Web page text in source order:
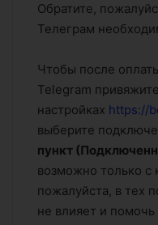
Обратите,
Телеграм
Чтобы после
Telegram
настройках https://
выберите
пункт
возможно только с
пожалуйста, в тех
не влияет и